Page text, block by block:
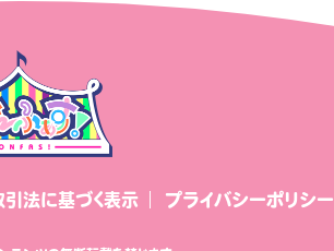
法に基づく表示 プライバシーポリシー